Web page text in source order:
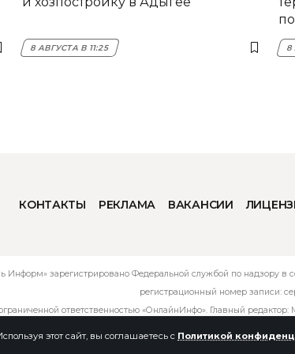
этот сайт, вы соглашаетесь с Политикой
8 АВГУСТА В 11:25 8
КОНТАКТЫ РЕКЛАМА ВАКАНСИИ
Информ» зарегистрировано Федеральной службой по надзору
регистрационный номер записи:
ответственностью «ОнлайнИнфо». Главный